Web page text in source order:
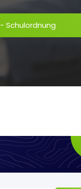
- Schulordnung